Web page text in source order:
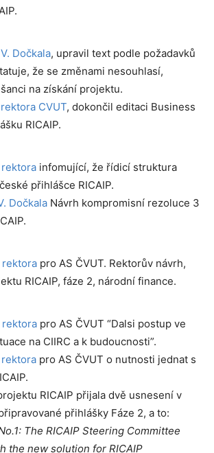
Dočkala, upravil text podle požadavků
že se změnami nesouhlasí,
na získání projektu.
CVUT, dokončil editaci Business
RICAIP.
rektora infomující, že řídicí struktura
přihlášce RICAIP.
Dočkala Návrh kompromisní rezoluce 3
rektora pro AS ČVUT. Rektorův návrh,
RICAIP, fáze 2, národní finance.
rektora pro AS ČVUT “Dalsi postup ve
na CIIRC a k budoucnosti”.
rektora pro AS ČVUT o nutnosti jednat s
RICAIP přijala dvě usnesení v
přihlášky Fáze 2, a to:
The RICAIP Steering Committee
the new solution for RICAIP